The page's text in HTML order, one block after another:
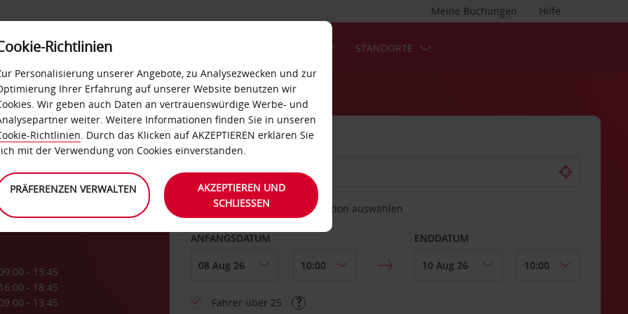
Hilfe
Meine Buchungen
LOYALTY SELF-SERVICES STANDORTE
09:00 - 13:45
16:00 - 18:45
09:00 - 13:45
ABHOLEN VON
Eine andere Rückgabestation auswählen
ANFANGSDATUM ENDDATUM
Fahrer über 25
Richtlinien
Personalisierung unserer Angebote, zu Analysezwecken und zur
Ihrer Erfahrung auf unserer Website benutzen wir
Wir geben auch Daten an vertrauenswürdige Werbe- und
weiter. Weitere Informationen finden Sie in unseren
Richtlinien. Durch das Klicken auf AKZEPTIEREN erklären Sie
mit der Verwendung von Cookies einverstanden.
PRÄFERENZEN VERWALTEN
AKZEPTIEREN UND
SCHLIESSEN